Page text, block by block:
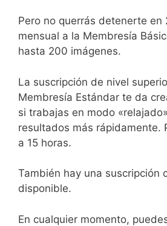
Pero no querrás detenerte en
mensual a la Membresía
hasta 200 imágenes.
La suscripción de nivel
Membresía Estándar te da
si trabajas en modo
resultados más rápidamente.
a 15 horas.
También hay una suscripción
disponible.
En cualquier momento,